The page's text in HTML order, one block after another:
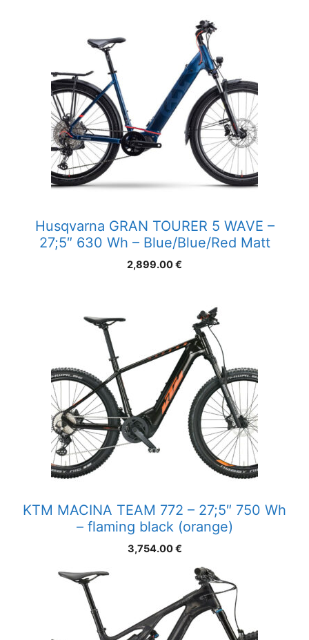
Husqvarna GRAN TOURER 5 WAVE –
27;5″ 630 Wh – Blue/Blue/Red Matt
2,899.00€
KTM MACINA TEAM 772 – 27;5″ 750 Wh
– flaming black (orange)
3,754.00€